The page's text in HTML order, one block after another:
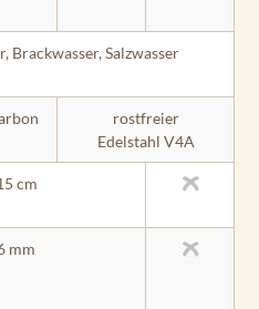
Brackwasser, Salzwasser
rostfreier
Edelstahl V4A
cm
mm